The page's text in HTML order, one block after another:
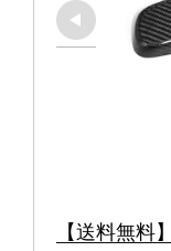
【送料無料